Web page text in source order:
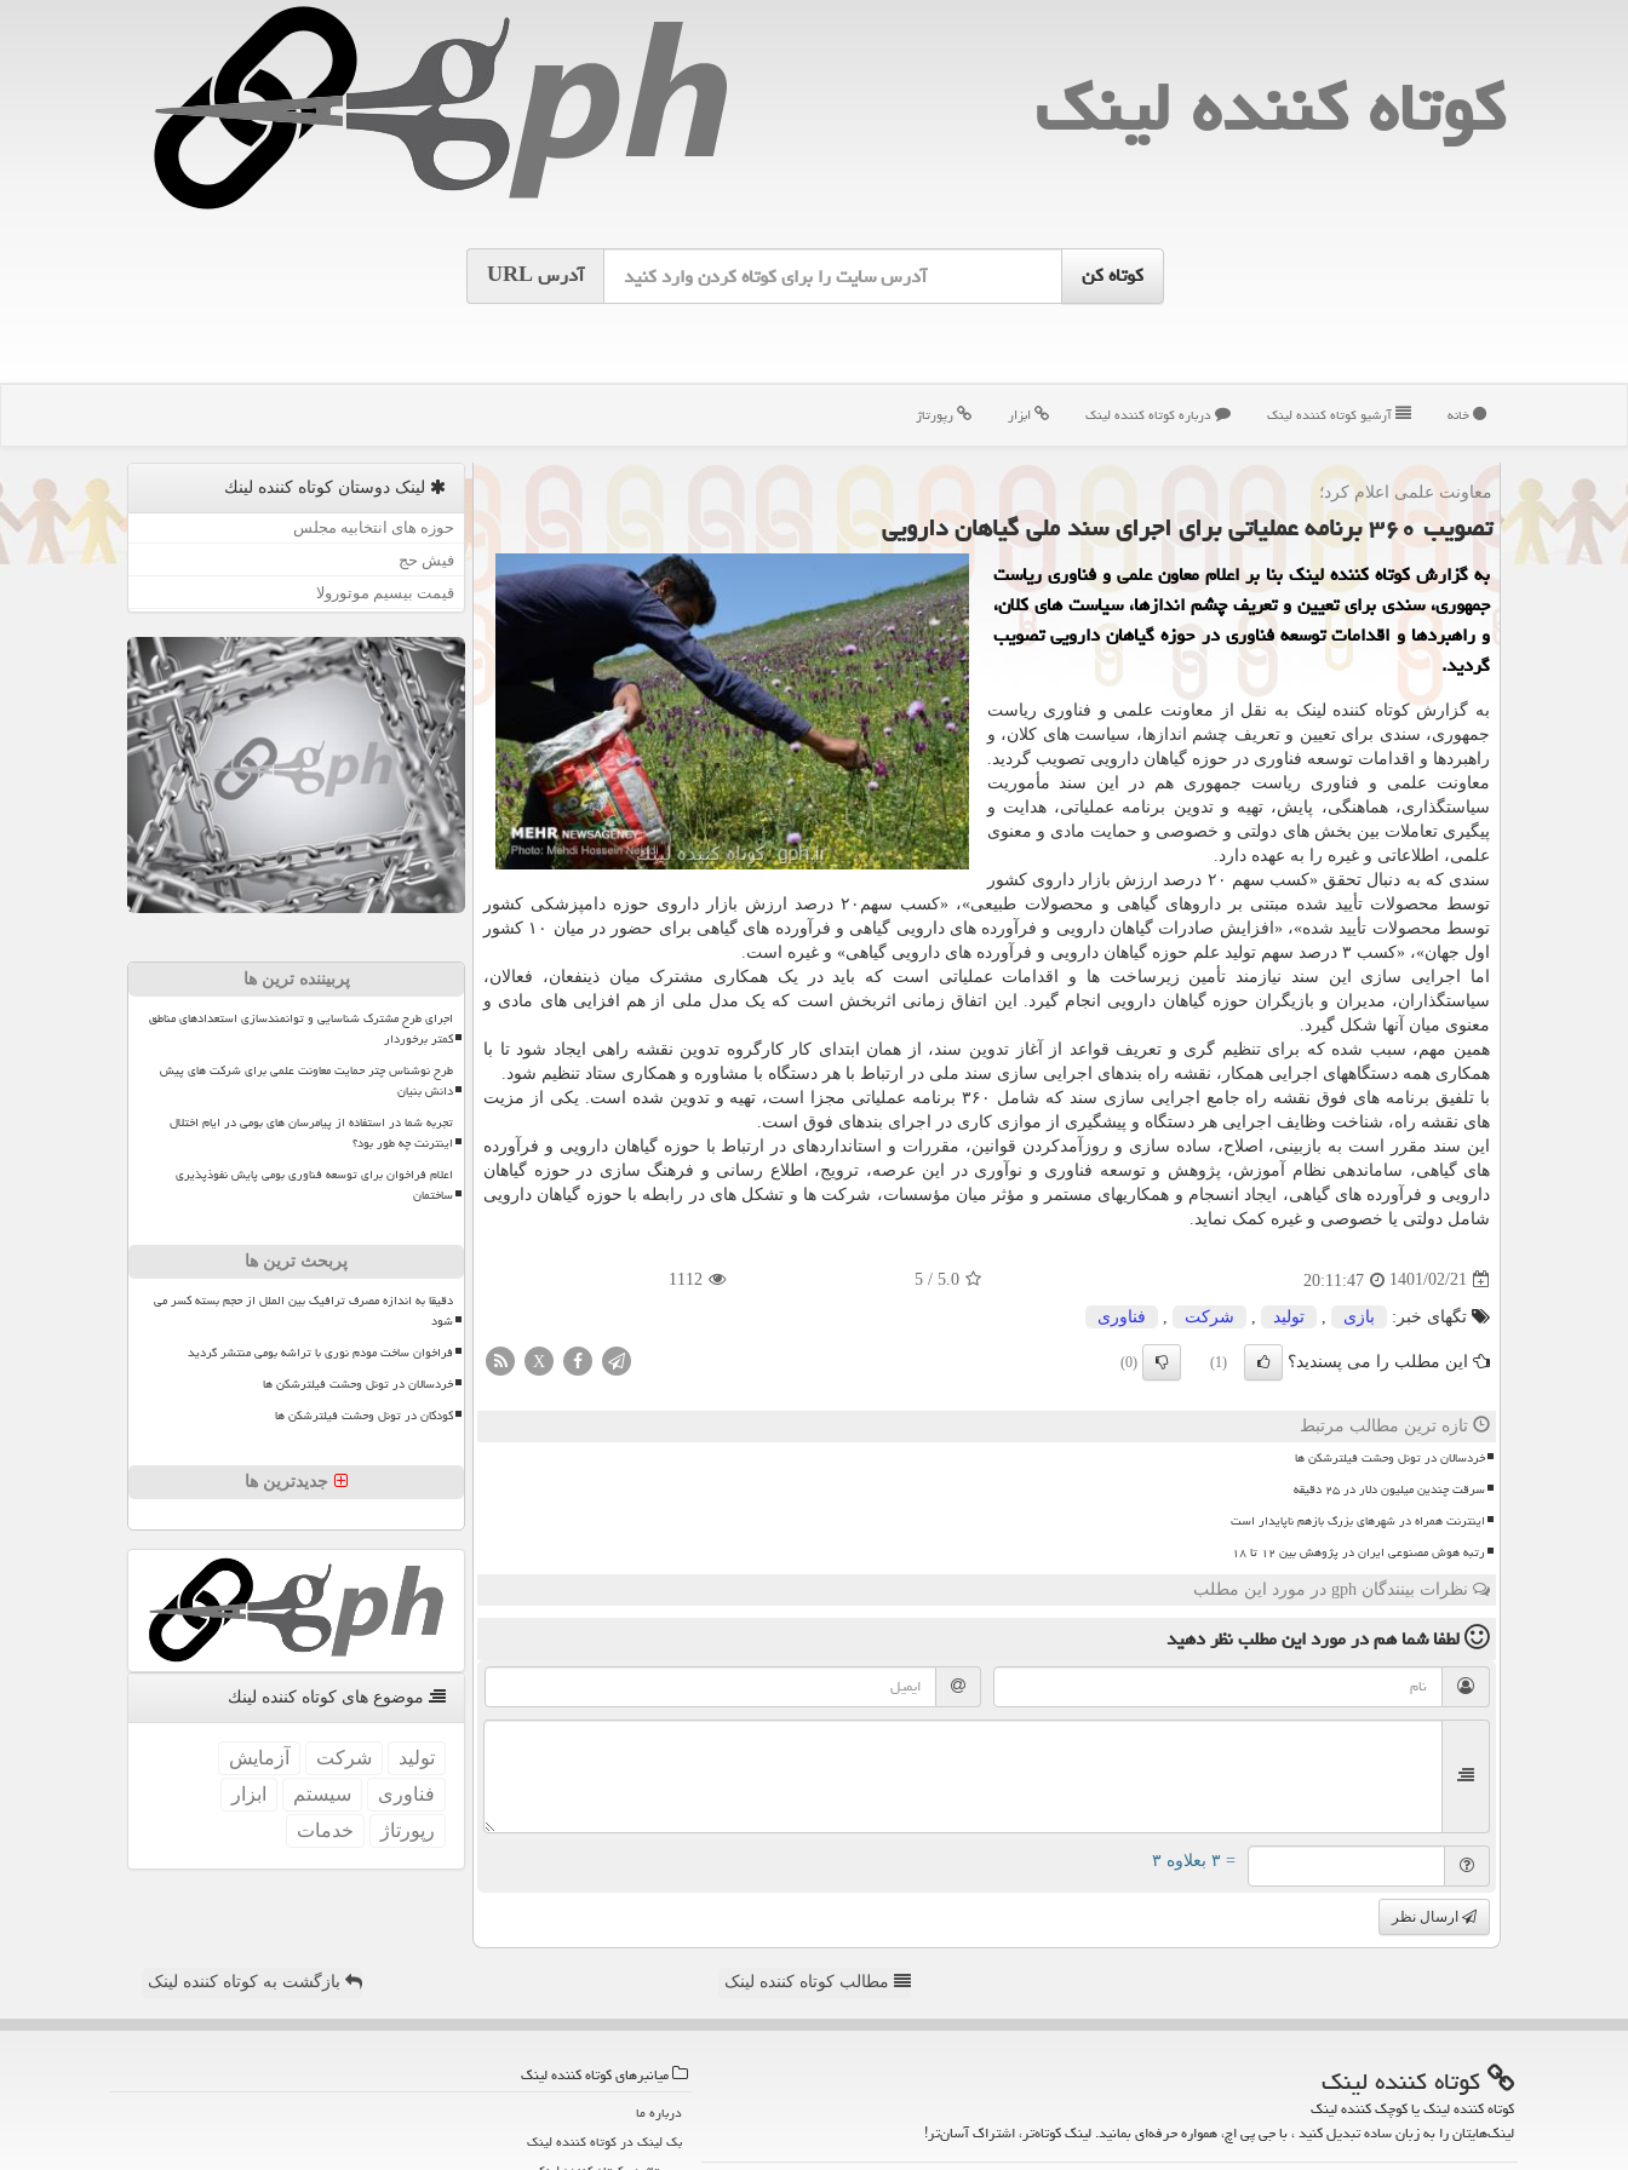
كوتاه كننده لینك
آدرسURL
خانه آرشیو كوتاه كننده لینك درباره كوتاه كننده لینك ابزار رپورتاژ
معاونت علمی اعلام كرد؛
تصویب ۳۶۰ برنامه عملیاتی برای اجرای سند ملی گیاهان دارویی
به گزارش کوتاه کننده لینک بنا بر اعلام معاون علمی و فناوری ریاست
جمهوری، سندی برای تعیین و تعریف چشم اندازها، سیاست های کلان،
و راهبردها و اقدامات توسعه فناوری در حوزه گیاهان دارویی تصویب
گردید.
به گزارش کوتاه کننده لینک به نقل از معاونت علمی و فناوری ریاست
جمهوری، سندی برای تعیین و تعریف چشم اندازها، سیاست های کلان، و
راهبردها و اقدامات توسعه فناوری در حوزه گیاهان دارویی تصویب گردید.
معاونت علمی و فناوری ریاست جمهوری هم در این سند مأموریت
سیاستگذاری، هماهنگی، پایش، تهیه و تدوین برنامه عملیاتی، هدایت و
پیگیری تعاملات بین بخش های دولتی و خصوصی و حمایت مادی و معنوی
علمی، اطلاعاتی و غیره را به عهده دارد.
سندی که به دنبال تحقق «کسب سهم ۲۰ درصد ارزش بازار داروی کشور
توسط محصولات تأیید شده مبتنی بر داروهای گیاهی و محصولات طبیعی»، «کسب سهم۲۰ درصد ارزش بازار داروی حوزه دامپزشکی کشور
توسط محصولات تأیید شده»، «افزایش صادرات گیاهان دارویی و فرآورده های دارویی گیاهی و فرآورده های گیاهی برای حضور در میان ۱۰ کشور
اول جهان»، «کسب ۳ درصد سهم تولید علم حوزه گیاهان دارویی و فرآورده های دارویی گیاهی» و غیره است.
اما اجرایی سازی این سند نیازمند تأمین زیرساخت ها و اقدامات عملیاتی است که باید در یک همکاری مشترک میان ذینفعان، فعالان،
سیاستگذاران، مدیران و بازیگران حوزه گیاهان دارویی انجام گیرد. این اتفاق زمانی اثربخش است که یک مدل ملی از هم افزایی های مادی و
معنوی میان آنها شکل گیرد.
همین مهم، سبب شده که برای تنظیم گری و تعریف قواعد از آغاز تدوین سند، از همان ابتدای کار کارگروه تدوین نقشه راهی ایجاد شود تا با
همکاری همه دستگاههای اجرایی همکار، نقشه راه بندهای اجرایی سازی سند ملی در ارتباط با هر دستگاه با مشاوره و همکاری ستاد تنظیم شود.
با تلفیق برنامه های فوق نقشه راه جامع اجرایی سازی سند که شامل ۳۶۰ برنامه عملیاتی مجزا است، تهیه و تدوین شده است. یکی از مزیت
های نقشه راه، شناخت وظایف اجرایی هر دستگاه و پیشگیری از موازی کاری در اجرای بندهای فوق است.
این سند مقرر است به بازبینی، اصلاح، ساده سازی و روزآمدکردن قوانین، مقررات و استانداردهای در ارتباط با حوزه گیاهان دارویی و فرآورده
های گیاهی، ساماندهی نظام آموزش، پژوهش و توسعه فناوری و نوآوری در این عرصه، ترویج، اطلاع رسانی و فرهنگ سازی در حوزه گیاهان
دارویی و فرآورده های گیاهی، ایجاد انسجام و همکاریهای مستمر و مؤثر میان مؤسسات، شرکت ها و تشکل های در رابطه با حوزه گیاهان دارویی
شامل دولتی یا خصوصی و غیره کمک نماید.
1401/02/21
20:11:47
5.0
/
5
1112
تگهای خبر: بازی تولید شركت فناوری
این مطلب را می پسندید؟ (1)
(0)
X
تازه ترین مطالب مرتبط
خردسالان در تونل وحشت فیلترشکن ها
سرقت چندین میلیون دلار در ۲۵ دقیقه
اینترنت همراه در شهرهای بزرگ بازهم ناپایدار است
رتبه هوش مصنوعی ایران در پژوهش بین ۱۲ تا ۱۸
نظرات بینندگان gph در مورد این مطلب
لطفا شما همدر مورد این مطلبنظر دهید
= ۳ بعلاوه ۳
ارسال نظر
لینک دوستان كوتاه كننده لینك
حوزه های انتخابیه مجلس
فیش حج
قیمت بیسیم موتورولا
پربیننده ترین ها
اجرای طرح مشترک شناسایی و توانمندسازی استعدادهای مناطق
کمتر برخوردار
طرح نوشناس چتر حمایت معاونت علمی برای شرکت های پیش
دانش بنیان
تجربه شما در استفاده از پیامرسان های بومی در ایام اختلال
اینترنت چه طور بود؟
اعلام فراخوان برای توسعه فناوری بومی پایش نفوذپذیری
ساختمان
پربحث ترین ها
دقیقا به اندازه مصرف ترافیک بین الملل از حجم بسته کسر می
شود
فراخوان ساخت مودم نوری با تراشه بومی منتشر گردید
خردسالان در تونل وحشت فیلترشکن ها
کودکان در تونل وحشت فیلترشکن ها
جدیدترین ها
موضوع های كوتاه كننده لینك
تولید شركت
آزمایش
فناوری
سیستم
ابزار
رپورتاژ
خدمات
مطالب کوتاه کننده لینک بازگشت به کوتاه کننده لینک
كوتاه كننده لینك
کوتاه کننده لینک یا کوچک کننده لینک
لینک‌هایتان را به زبان ساده تبدیل کنید ، با جی پی اچ، همواره حرفه‌ای بمانید. لینک کوتاه‌تر، اشتراک آسان‌تر!
میانبرهای كوتاه كننده لینك
درباره ما
بک لینک در كوتاه كننده لینك